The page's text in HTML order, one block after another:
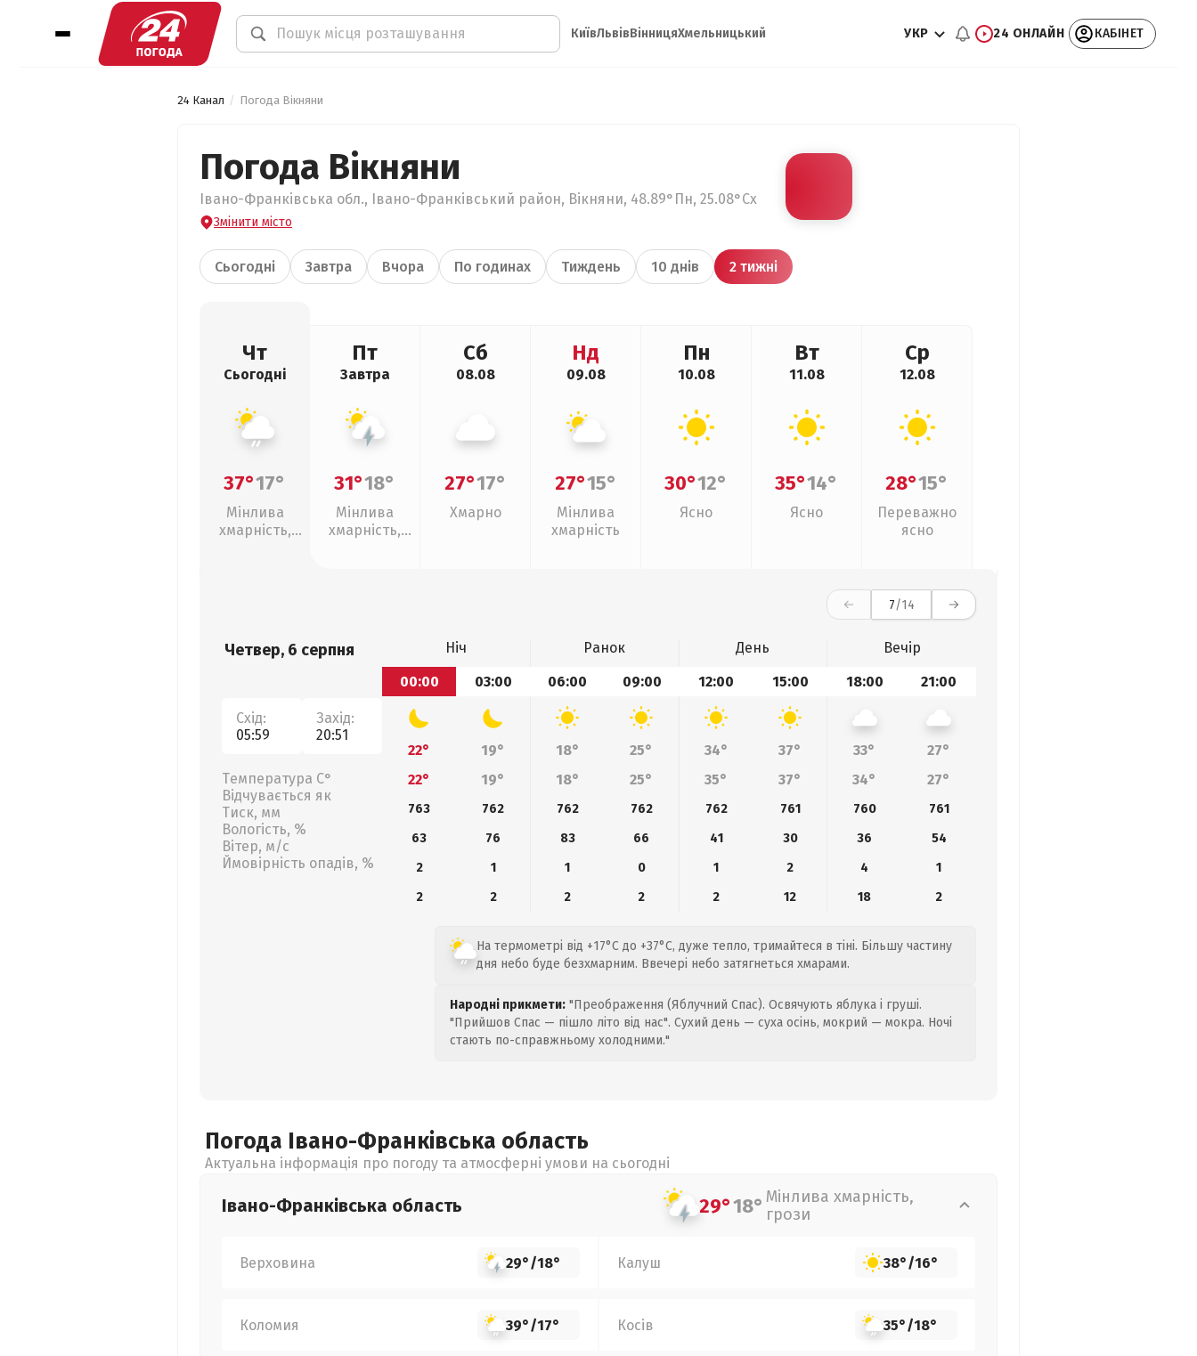
КиївЛьвівВінницяХмельницький УКР 24 ОНЛАЙН КАБІНЕТ
24 Канал Погода Вікняни
Погода Вікняни
Івано-Франківська обл., Івано-Франківський район, Вікняни, 48.89°Пн, 25.08°Сх
Змінити місто
Сьогодні Завтра Вчора По годинах Тиждень 10 днів 2 тижні
Чт
Сьогодні
37°17°
Мінлива
хмарність,
Пт
Завтра
31°18°
Мінлива
хмарність,
Сб
08.08
27°17°
Хмарно
Нд
09.08
27°15°
Мінлива
хмарність
Пн
10.08
30°12°
Ясно
Вт
11.08
35°14°
Ясно
Ср
12.08
28°15°
Переважно
ясно
7/14
Четвер, 6 серпня
Схід:
05:59
Захід:
20:51
Температура С°
Відчувається як
Тиск, мм
Вологість, %
Вітер, м/с
Ймовірність опадів, %
Ніч Ранок День
Вечір
00:00
03:00 06:00 09:00 12:00 15:00 18:00 21:00
22° 19° 18° 25° 34° 37° 33°
27°
22°
19° 18° 25° 35° 37° 34° 27°
763 762 762 762 762 761 760
761
63
76 83 66 41 30 36
54
2
1 1 0 1 2 4
1
2
2 2 2 2 12 18 2
На термометрі від +17°C до +37°C, дуже тепло, тримайтеся в тіні. Більшу частину
дня небо буде безхмарним. Ввечері небо затягнеться хмарами.
Народні прикмети: "Преображення (Яблучний Спас). Освячують яблука і груші.
"Прийшов Спас — пішло літо від нас". Сухий день — суха осінь, мокрий — мокра. Ночі
стають по-справжньому холодними."
Погода Івано-Франківська область
Актуальна інформація про погоду та атмосферні умови на сьогодні
Івано-Франківська область 29°18° Мінлива хмарність,
грози
Верховина 29°/18° Калуш 38°/16°
Коломия 39°/17° Косів 35°/18°